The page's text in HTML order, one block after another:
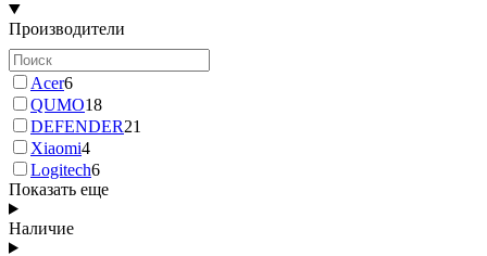
Производители
Acer6
QUMO18
DEFENDER21
Xiaomi4
Logitech6
Показать еще
Наличие